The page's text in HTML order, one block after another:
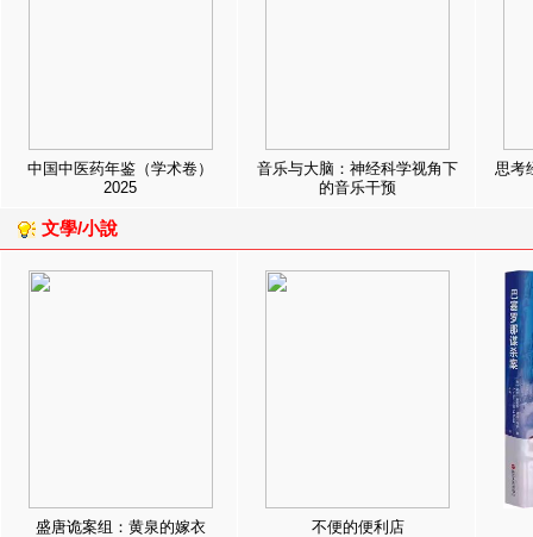
中国中医药年鉴（学术卷）
2025
音乐与大脑：神经科学视角下
的音乐干预
思考
文學/小說
盛唐诡案组：黄泉的嫁衣 不便的便利店